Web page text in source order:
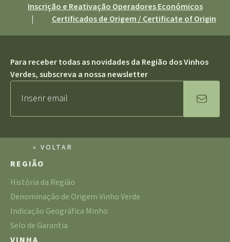
Inscrição e Reativação Operadores Económicos
|
Certificados de Origem / Certificate of Origin
Para receber todas as novidades da Região dos Vinhos
Verdes, subscreva a nossa newsletter
« VOLTAR
REGIÃO
História da Região
Denominação de Origem Vinho Verde
Indicação Geográfica Minho
Selo de Garantia